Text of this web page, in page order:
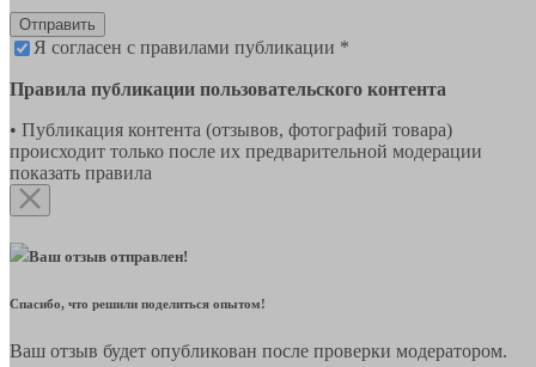
Отправить
Я согласен с правилами публикации *
Правила публикации пользовательского контента
• Публикация контента (отзывов, фотографий товара)
происходит только после их предварительной модерации
показать правила
Ваш отзыв отправлен!
Спасибо, что решили поделиться опытом!
Ваш отзыв будет опубликован после проверки модератором.